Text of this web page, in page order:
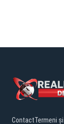
ContactTermeni